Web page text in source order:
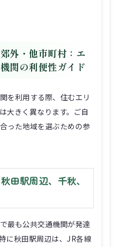
外・他市町村：エ
関の利便性ガイド
を利用する際、住むエリ
大きく異なります。ご自
った地域を選ぶための参
田駅周辺、千秋、
最も公共交通機関が発達
に秋田駅周辺は、JR各線